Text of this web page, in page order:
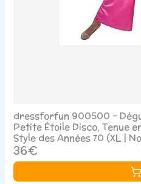
dressforfun 900500 -
Petite Étoile Disco, Tenue
Style des Années 70 (XL |
36€